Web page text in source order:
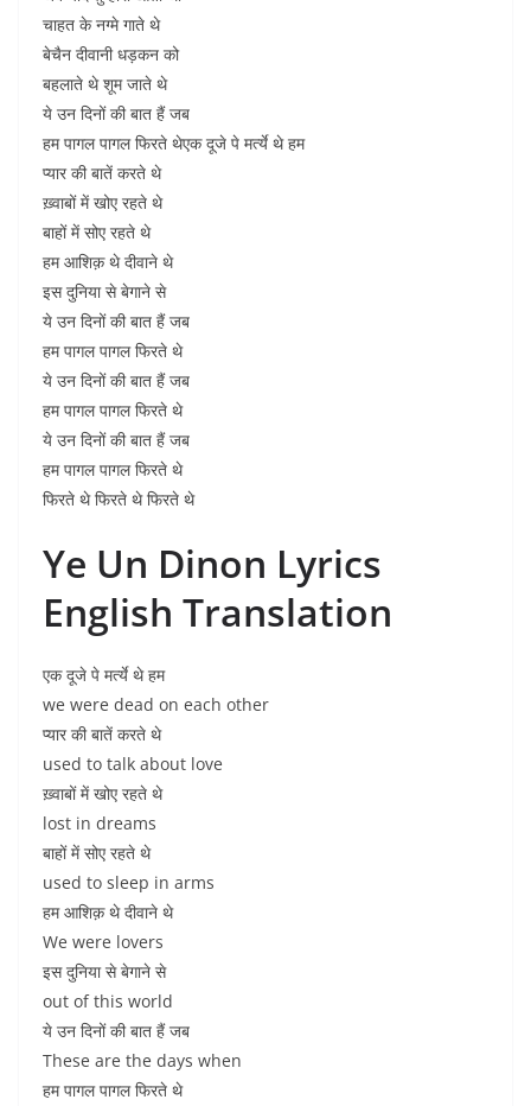
चाहत के नग्मे गाते थे
बेचैन दीवानी धड़कन को
बहलाते थे शूम जाते थे
ये उन दिनों की बात हैं जब
हम पागल पागल फिरते थेएक दूजे पे मर्त्ये थे हम
प्यार की बातें करते थे
ख़्वाबों में खोए रहते थे
बाहों में सोए रहते थे
हम आशिक़ थे दीवाने थे
इस दुनिया से बेगाने से
ये उन दिनों की बात हैं जब
हम पागल पागल फिरते थे
ये उन दिनों की बात हैं जब
हम पागल पागल फिरते थे
ये उन दिनों की बात हैं जब
हम पागल पागल फिरते थे
फिरते थे फिरते थे फिरते थे
Ye Un Dinon Lyrics
English Translation
एक दूजे पे मर्त्ये थे हम
we were dead on each other
प्यार की बातें करते थे
used to talk about love
ख़्वाबों में खोए रहते थे
lost in dreams
बाहों में सोए रहते थे
used to sleep in arms
हम आशिक़ थे दीवाने थे
We were lovers
इस दुनिया से बेगाने से
out of this world
ये उन दिनों की बात हैं जब
These are the days when
हम पागल पागल फिरते थे